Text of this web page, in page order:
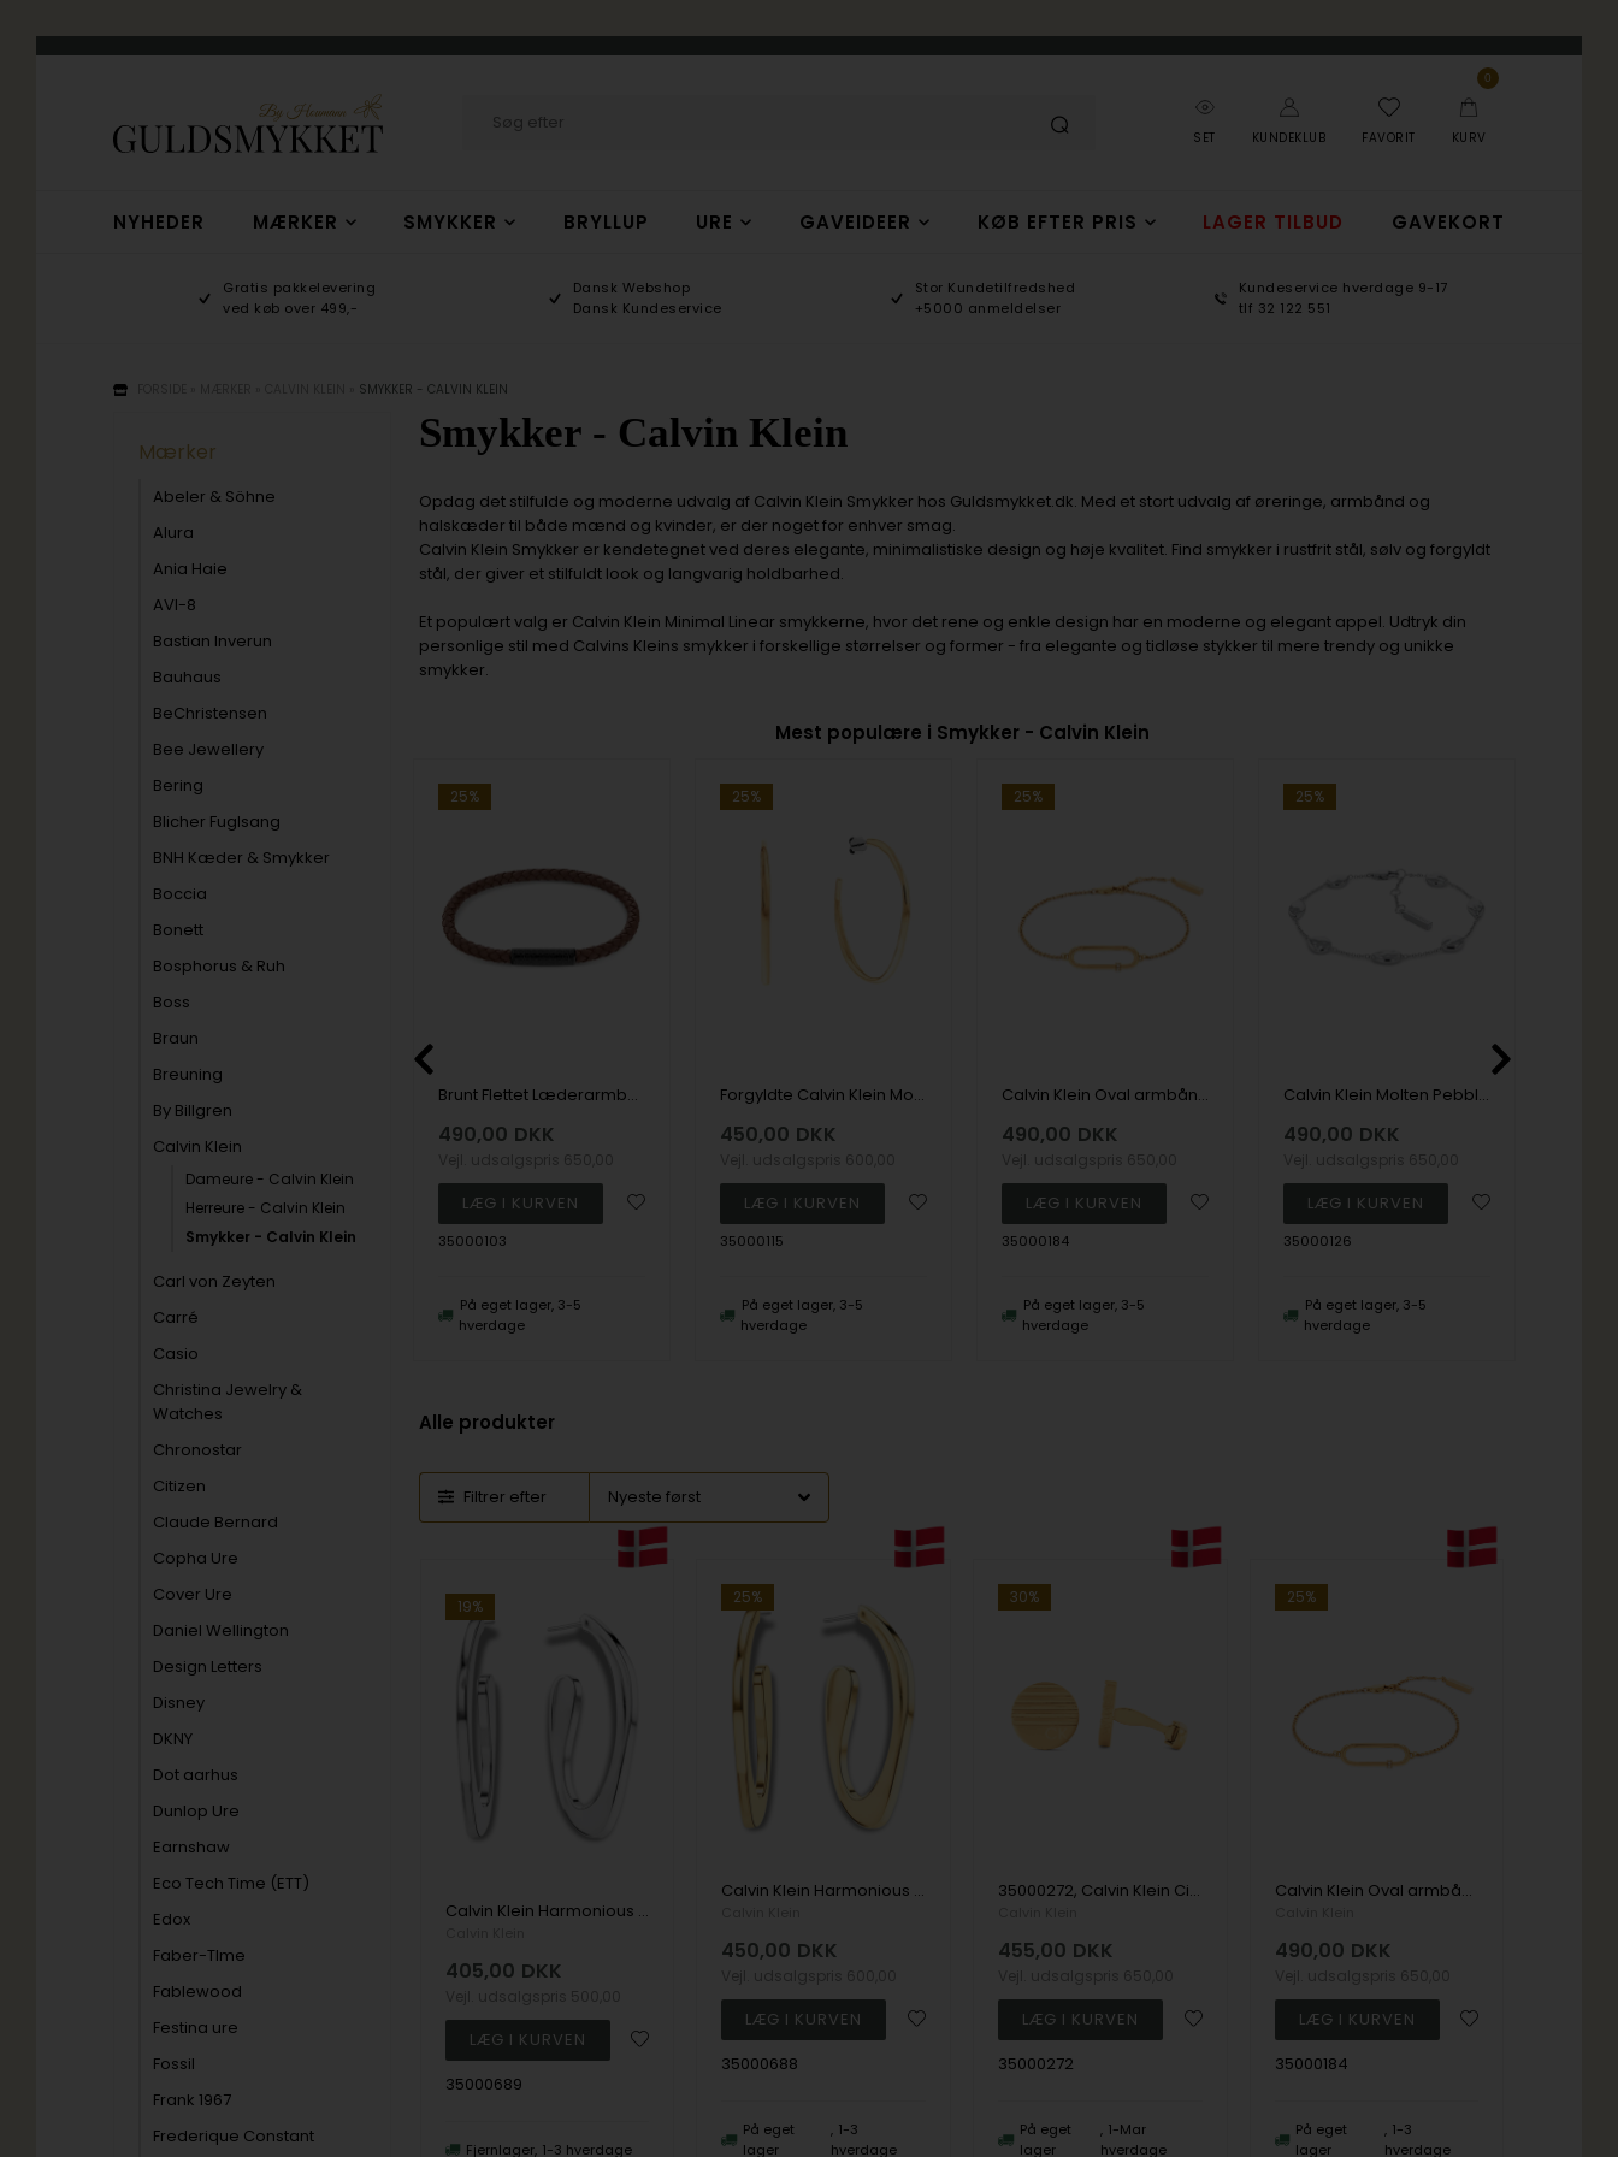
SET KUNDEKLUB FAVORIT
0
KURV
NYHEDER MÆRKER SMYKKER BRYLLUP URE GAVEIDEER KØB EFTER PRIS LAGER TILBUD GAVEKORT
Gratis pakkelevering
ved køb over 499,-
Dansk Webshop
Dansk Kundeservice
Stor Kundetilfredshed
+5000 anmeldelser
Kundeservice hverdage 9-17
tlf 32 122 551
SMYKKER - CALVIN KLEIN
Mærker
Abeler & Söhne
Alura
Ania Haie
AVI-8
Bastian Inverun
Bauhaus
BeChristensen
Bee Jewellery
Bering
Blicher Fuglsang
BNH Kæder & Smykker
Boccia
Bonett
Bosphorus & Ruh
Boss
Braun
Breuning
By Billgren
Calvin Klein
Dameure - Calvin Klein
Herreure - Calvin Klein
Smykker - Calvin Klein
Carl von Zeyten
Carré
Casio
Christina Jewelry &
Watches
Chronostar
Citizen
Claude Bernard
Copha Ure
Cover Ure
Daniel Wellington
Design Letters
Disney
DKNY
Dot aarhus
Dunlop Ure
Earnshaw
Eco Tech Time (ETT)
Edox
Faber-TIme
Fablewood
Festina ure
Fossil
Frank 1967
Frederique Constant
Smykker - Calvin Klein
Opdag det stilfulde og moderne udvalg af Calvin Klein Smykker hos Guldsmykket.dk. Med et stort udvalg af øreringe, armbånd og
halskæder til både mænd og kvinder, er der noget for enhver smag.
Calvin Klein Smykker er kendetegnet ved deres elegante, minimalistiske design og høje kvalitet. Find smykker i rustfrit stål, sølv og forgyldt
stål, der giver et stilfuldt look og langvarig holdbarhed.
Et populært valg er Calvin Klein Minimal Linear smykkerne, hvor det rene og enkle design har en moderne og elegant appel. Udtryk din
personlige stil med Calvins Kleins smykker i forskellige størrelser og former - fra elegante og tidløse stykker til mere trendy og unikke
smykker.
Mest populære i Smykker - Calvin Klein
19%
608,00
35000046
Bestillingsvare forv. lev 4-7
25%
Brunt Flettet Læderarmbånd til herre, fra Calvin Klein (19,5 cm)
490,00 DKK
35000103
På eget lager, 3-5
hverdage
25%
Forgyldte Calvin Klein Molten Pebble Halvcreoler-Small
450,00 DKK
35000115
På eget lager, 3-5
hverdage
25%
Calvin Klein Oval armbånd i forgyldt stål
490,00 DKK
35000184
På eget lager, 3-5
hverdage
25%
Calvin Klein Molten Pebble Armbånd i stål
490,00 DKK
35000126
På eget lager, 3-5
hverdage
Alle produkter
Filtrer efter
19%
Calvin Klein Harmonious Connection Ørering
405,00 DKK
35000689
Fjernlager 1-3 hverdage
25%
Calvin Klein Harmonious Connection Ørering
450,00 DKK
35000688
På eget
lager
1-3
hverdage
30%
35000272, Calvin Klein Circuit Cufflinks Manchetknapper
455,00 DKK
35000272
På eget
lager
1-Mar
hverdage
25%
Calvin Klein Oval armbånd i forgyldt stål
490,00 DKK
35000184
På eget
lager
1-3
hverdage